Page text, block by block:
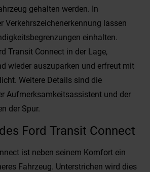
gehalten werden. In
Verkehrszeichenerkennung lassen
einhalten.
Transit Connect in der Lage,
wieder auszuparken und erfreut mit
Weitere Details sind die
Aufmerksamkeitsassistent und der
der Spur.
Ford Transit Connect
ist neben seinem Komfort ein
Fahrzeug. Unterstrichen wird dies